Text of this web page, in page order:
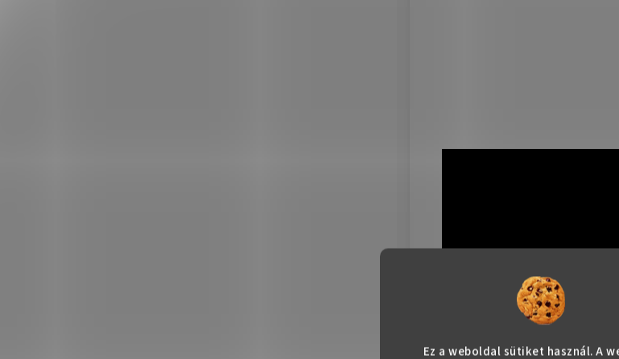
Ez a weboldal sütiket használ. A